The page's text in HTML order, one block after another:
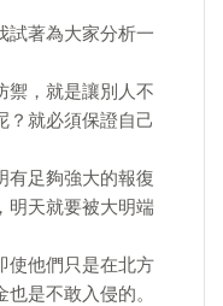
試著為大家分析一
禦，就是讓別人不
？就必須保證自己
有足夠強大的報復
明天就要被大明端
使他們只是在北方
是不敢入侵的。